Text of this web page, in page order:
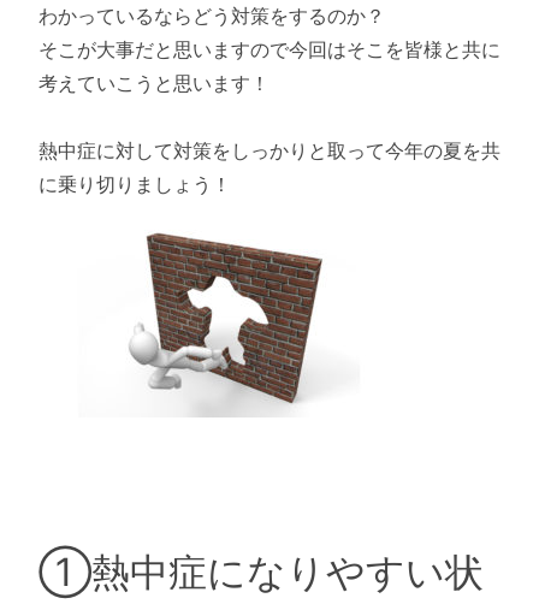
わかっているならどう対策をするのか？
そこが大事だと思いますので今回はそこを皆様と共に
考えていこうと思います！
熱中症に対して対策をしっかりと取って今年の夏を共
に乗り切りましょう！
①熱中症になりやすい状